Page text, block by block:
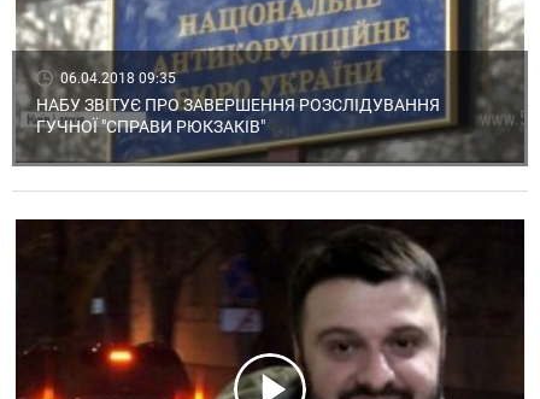
06.04.2018 09:35
НАБУ ЗВІТУЄ ПРО ЗАВЕРШЕННЯ РОЗСЛІДУВАННЯ
ГУЧНОЇ "СПРАВИ РЮКЗАКІВ"